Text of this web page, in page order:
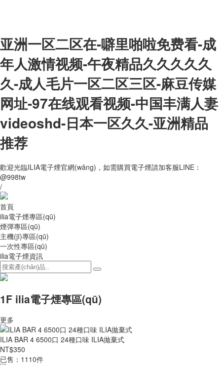
亚洲一区二区在-噼里啪啦免费看-成
年人激情视频-午夜精品久久久久久
久-成人毛片一区二区三区-麻豆传媒
网址-97在线观看视频-中国丰满人妻
videoshd-日本一区久久-亚洲精品
推荐
歡迎光臨ILIA電子煙官網(wǎng)，如需購買電子煙請加客服LINE：
@998tw
/
首頁
ilia電子煙專區(qū)
煙彈專區(qū)
主機(jī)專區(qū)
一次性專區(qū)
ilia電子煙資訊
1F ilia電子煙專區(qū)
更多
ILIA BAR 4 6500口 24種口味 ILIA拋棄式
NT$350
已售：1110件